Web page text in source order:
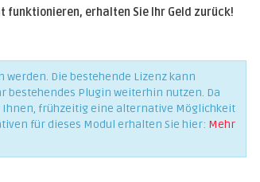
funktionieren, erhalten Sie Ihr Geld zurück!
Die bestehende Lizenz kann
bestehendes Plugin weiterhin nutzen. Da
frühzeitig eine alternative Möglichkeit
für dieses Modul erhalten Sie hier: Mehr